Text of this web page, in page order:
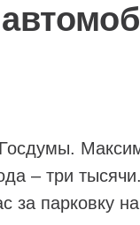
Госдумы.
– три
за парковку